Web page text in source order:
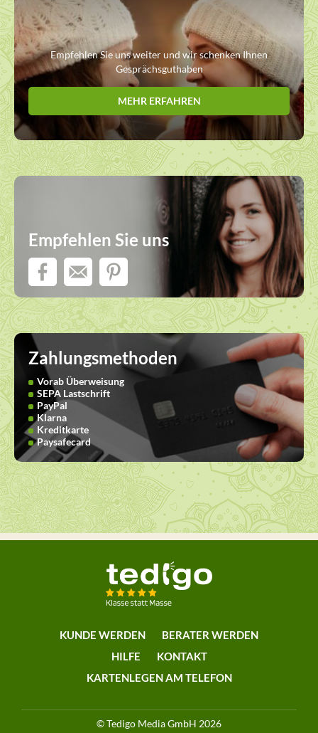
Empfehlen Sie uns weiter und wir schenken Ihnen
Gesprächsguthaben
MEHR ERFAHREN
Empfehlen Sie uns
Zahlungsmethoden
Vorab Überweisung
SEPA Lastschrift
PayPal
Klarna
Kreditkarte
Paysafecard
KUNDE WERDEN
BERATER WERDEN
HILFE
KONTAKT
KARTENLEGEN AM TELEFON
© Tedigo Media GmbH 2026